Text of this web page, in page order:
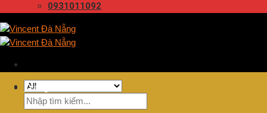
0931011092
Trang Chủ